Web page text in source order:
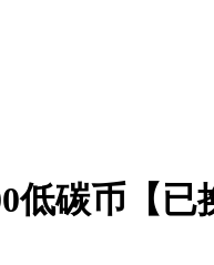
低碳币【已